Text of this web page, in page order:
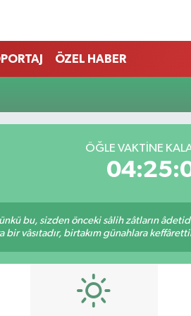
ÖZEL HABER
ÖĞLE VAKTINE
bu, sizden önceki sâlih zâtların
vâsıtadır, birtakım günahlara